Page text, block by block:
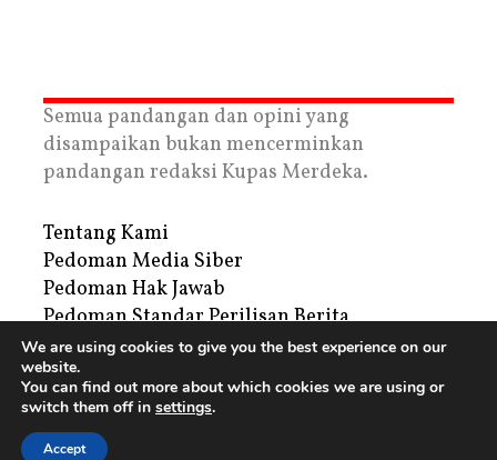
Semua pandangan dan opini yang
disampaikan bukan mencerminkan
pandangan redaksi Kupas Merdeka.
Tentang Kami
Pedoman Media Siber
Pedoman Hak Jawab
Pedoman Standar Perilisan Berita
Privacy Policy
Periklanan
Copyright © 2026 | PT. Tegar Kupas Mediatama
We are using cookies to give you the best experience on our
website.
You can find out more about which cookies we are using or
switch them off in settings.
Accept